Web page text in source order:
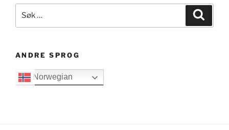
etter:
ANDRE SPROG
Norwegian